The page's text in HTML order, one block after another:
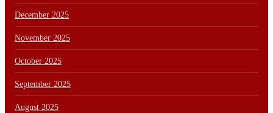
December 2025
November 2025
October 2025
September 2025
August 2025